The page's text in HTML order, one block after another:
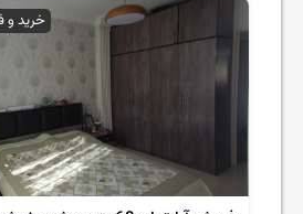
خرید و